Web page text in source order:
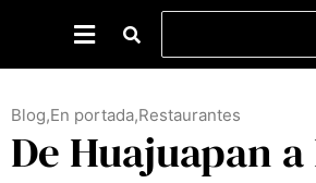
Blog,En portada,Restaurantes
De Huajuapan